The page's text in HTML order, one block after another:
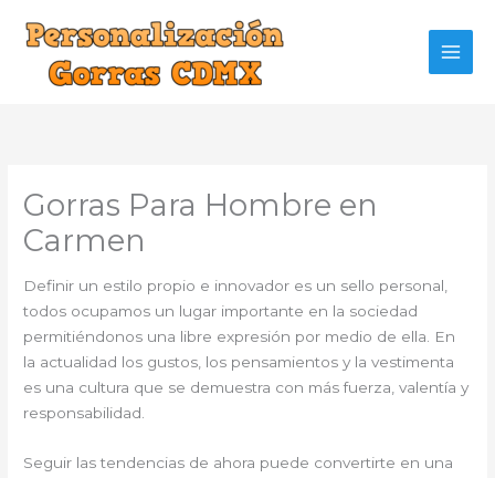
contenido
Gorras Para Hombre en
Carmen
Definir un estilo propio e innovador es un sello personal,
todos ocupamos un lugar importante en la sociedad
permitiéndonos una libre expresión por medio de ella. En
la actualidad los gustos, los pensamientos y la vestimenta
es una cultura que se demuestra con más fuerza, valentía y
responsabilidad.
Seguir las tendencias de ahora puede convertirte en una